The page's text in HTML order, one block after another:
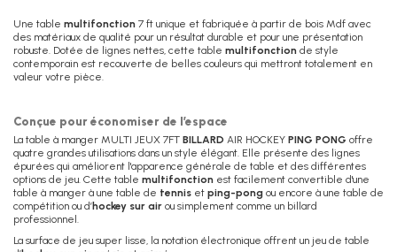
Une table multifonction 7 ft unique et fabriquée à partir de bois Mdf avec
des matériaux de qualité pour un résultat durable et pour une présentation
robuste. Dotée de lignes nettes, cette table multifonction de style
contemporain est recouverte de belles couleurs qui mettront totalement en
valeur votre pièce.
Conçue pour économiser de l’espace
La table à manger MULTI JEUX 7FT BILLARD AIR HOCKEY PING PONG offre
quatre grandes utilisations dans un style élégant. Elle présente des lignes
épurées qui améliorent l'apparence générale de table et des différentes
options de jeu. Cette table multifonction est facilement convertible d'une
table à manger à une table de tennis et ping-pong ou encore à une table de
compétition ou d’hockey sur air ou simplement comme un billard
professionnel.
La surface de jeu super lisse, la notation électronique offrent un jeu de table